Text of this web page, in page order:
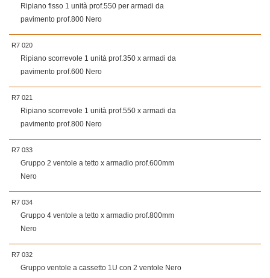
Ripiano fisso 1 unità prof.550 per armadi da
pavimento prof.800 Nero
R7 020
Ripiano scorrevole 1 unità prof.350 x armadi da
pavimento prof.600 Nero
R7 021
Ripiano scorrevole 1 unità prof.550 x armadi da
pavimento prof.800 Nero
R7 033
Gruppo 2 ventole a tetto x armadio prof.600mm
Nero
R7 034
Gruppo 4 ventole a tetto x armadio prof.800mm
Nero
R7 032
Gruppo ventole a cassetto 1U con 2 ventole Nero